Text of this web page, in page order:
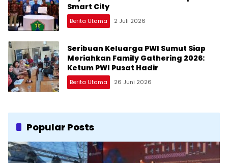
Smart City
Berita Utama 2 Juli 2026
Seribuan Keluarga PWI Sumut Siap
Meriahkan Family Gathering 2026:
Ketum PWI Pusat Hadir
Berita Utama 26 Juni 2026
Popular Posts